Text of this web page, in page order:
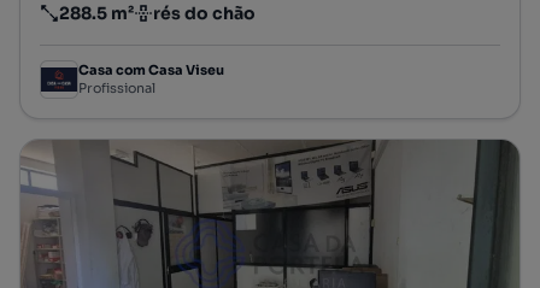
Preço por metro quadrado
288.5 m²
Andar rés do chão
Casa com Casa Viseu
Profissional